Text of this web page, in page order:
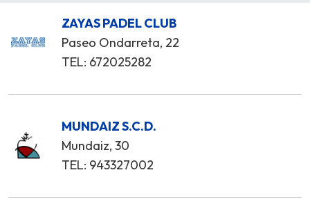
ZAYAS PADEL CLUB
Paseo Ondarreta, 22
TEL: 672025282
MUNDAIZ S.C.D.
Mundaiz, 30
TEL: 943327002